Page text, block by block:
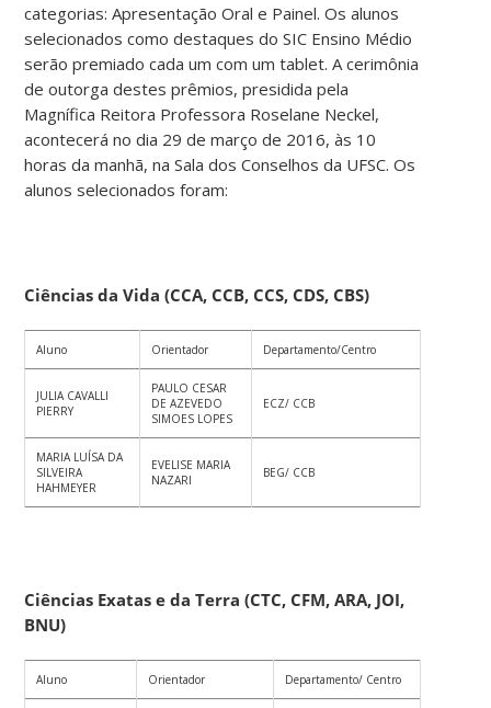
categorias: Apresentação Oral e Painel. Os alunos
selecionados como destaques do SIC Ensino Médio
serão premiado cada um com um tablet. A cerimônia
de outorga destes prêmios, presidida pela
Magnífica Reitora Professora Roselane Neckel,
acontecerá no dia 29 de março de 2016, às 10
horas da manhã, na Sala dos Conselhos da UFSC. Os
alunos selecionados foram:
Ciências da Vida (CCA, CCB, CCS, CDS, CBS)
Aluno Orientador Departamento/Centro
JULIA CAVALLI
PIERRY
PAULO CESAR
DE AZEVEDO
SIMOES LOPES
ECZ/ CCB
MARIA LUÍSA DA
SILVEIRA
HAHMEYER
EVELISE MARIA
NAZARI
BEG/ CCB
Ciências Exatas e da Terra (CTC, CFM, ARA, JOI,
BNU)
Aluno Orientador Departamento/ Centro